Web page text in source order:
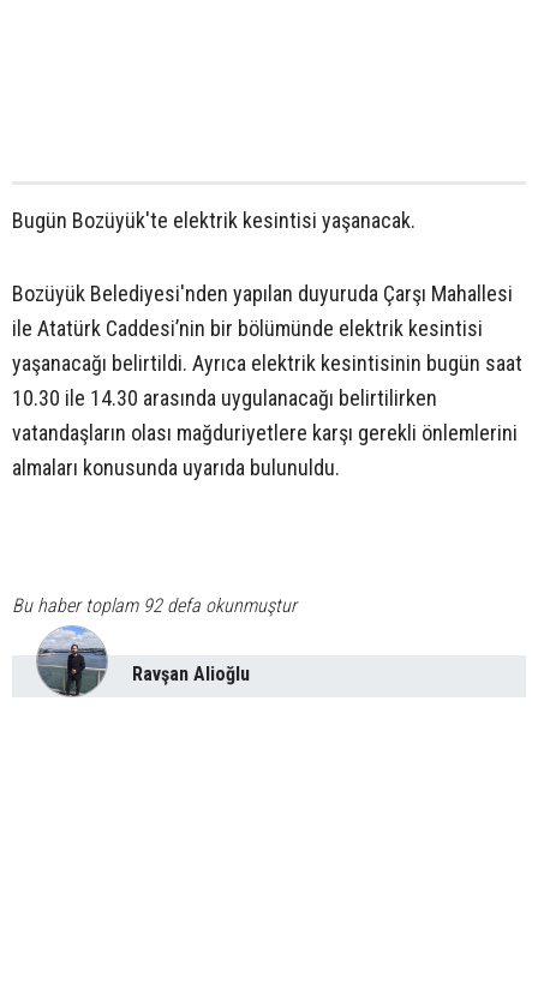
Bugün Bozüyük'te elektrik kesintisi yaşanacak.
Bozüyük Belediyesi'nden yapılan duyuruda Çarşı Mahallesi
ile Atatürk Caddesi’nin bir bölümünde elektrik kesintisi
yaşanacağı belirtildi. Ayrıca elektrik kesintisinin bugün saat
10.30 ile 14.30 arasında uygulanacağı belirtilirken
vatandaşların olası mağduriyetlere karşı gerekli önlemlerini
almaları konusunda uyarıda bulunuldu.
Bu haber toplam 92 defa okunmuştur
Ravşan Alioğlu